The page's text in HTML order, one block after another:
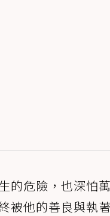
的危險，也深怕
被他的善良與執